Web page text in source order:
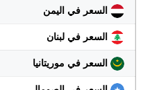
السعر في اليمن
السعر في لبنان
السعر في موريتانيا